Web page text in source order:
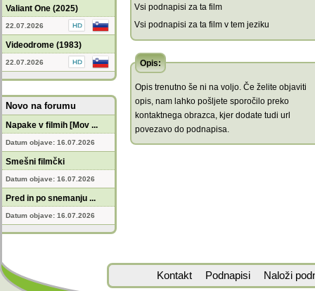
Valiant One (2025)
22.07.2026
Videodrome (1983)
22.07.2026
Novo na forumu
Napake v filmih [Mov ...
Datum objave: 16.07.2026
Smešni filmčki
Datum objave: 16.07.2026
Pred in po snemanju ...
Datum objave: 16.07.2026
Vsi podnapisi za ta film
Vsi podnapisi za ta film v tem jeziku
Opis:
Opis trenutno še ni na voljo. Če želite objaviti
opis, nam lahko pošljete sporočilo preko
kontaktnega obrazca, kjer dodate tudi url
povezavo do podnapisa.
Kontakt Podnapisi Naloži